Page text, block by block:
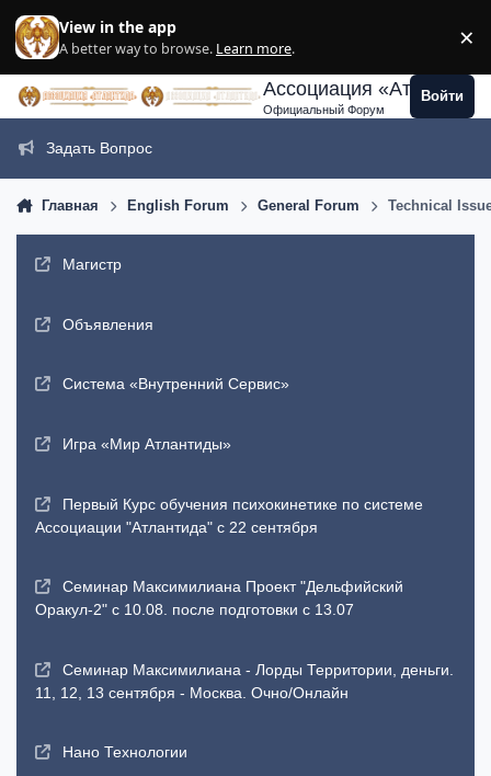
View in the app
A better way to browse. Learn more. ×
Ассоциация
Официальный Форум
Войти
Задать Вопрос
Главная English Forum General Forum Technical
Магистр
Объявления
Система «Внутренний Сервис»
Игра «Мир Атлантиды»
Первый Курс обучения психокинетике по системе
Ассоциации "Атлантида" с 22 сентября
Семинар Максимилиана Проект "Дельфийский
Оракул-2" с 10.08. после подготовки с 13.07
Семинар Максимилиана - Лорды Территории, деньги.
11, 12, 13 сентября - Москва. Очно/Онлайн
Нано Технологии